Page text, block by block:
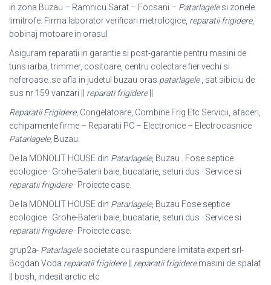
in zona Buzau – Ramnicu Sarat – Focsani – Patarlagelesi zonele
limitrofe. Firma laborator verificari metrologice, reparatii frigidere,
bobinaj motoare in orasul
Asiguram reparatii in garantie si post-garantie pentru masini de
tuns iarba, trimmer, cositoare, centru colectare fier vechi si
neferoase..se afla in judetul buzau oras patarlagele, sat sibiciu de
sus nr 159 vanzari || reparati frigidere||
Reparatii Frigidere, Congelatoare, Combine Frig Etc Servicii, afaceri,
echipamente firme – Reparatii PC – Electronice – Electrocasnice
Patarlagele, Buzau.
De la MONOLIT HOUSE din Patarlagele, Buzau . Fose septice
ecologice · Grohe-Baterii baie, bucatarie, seturi dus · Service si
reparatii frigidere· Proiecte case.
De la MONOLIT HOUSE din Patarlagele, Buzau Fose septice
ecologice · Grohe-Baterii baie, bucatarie, seturi dus · Service si
reparatii frigidere· Proiecte case.
grup2a- Patarlagelesocietate cu raspundere limitata expert srl-
Bogdan Voda reparatii frigidere|| reparatii frigideremasini de spalat
|| bosh, indesit arctic etc